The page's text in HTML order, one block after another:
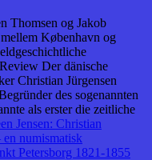
Thomsen og Jakob
København og
Der dänische
Christian Jürgensen
des sogenannten
als erster die zeitliche
Jensen: Christian
numismatisk
Petersborg 1821-1855